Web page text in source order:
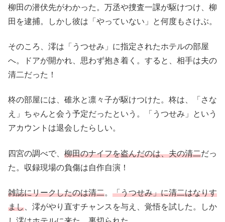
柳田の潜伏先がわかった。万丞や捜査一課が駆けつけ、柳
田を逮捕。しかし彼は「やっていない」と何度もさけぶ。
そのころ、澪は「うつせみ」に指定されたホテルの部屋
へ。ドアが開かれ、思わず抱き着く。すると、相手は夫の
清二だった！
柊の部屋には、碓氷と凛々子が駆けつけた。柊は、「さな
え」ちゃんと会う予定だったという。「うつせみ」という
アカウントは退会したらしい。
四宮の調べで、 柳田のナイフを盗んだのは、夫の清二だっ
た。収録現場の負傷は自作自演！
雑誌にリークしたのは清二。 「うつせみ」に清二はなりす
まし 、澪がやり直すチャンスを与え、覚悟を試した。しか